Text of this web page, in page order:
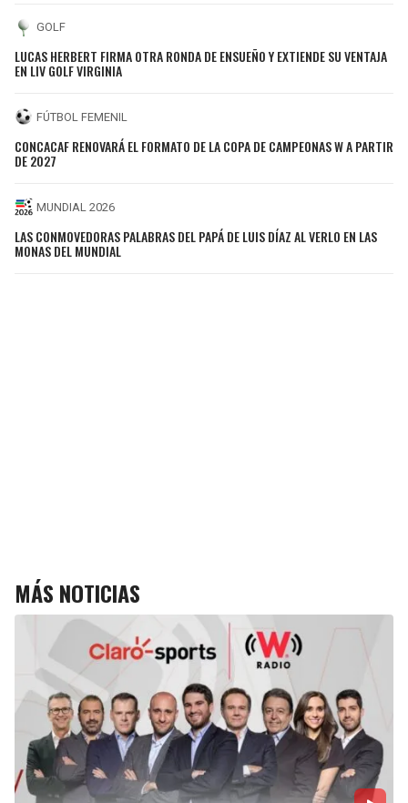
GOLF
LUCAS HERBERT FIRMA OTRA RONDA DE ENSUEÑO Y EXTIENDE SU VENTAJA
EN LIV GOLF VIRGINIA
FÚTBOL FEMENIL
CONCACAF RENOVARÁ EL FORMATO DE LA COPA DE CAMPEONAS W A PARTIR
DE 2027
MUNDIAL 2026
LAS CONMOVEDORAS PALABRAS DEL PAPÁ DE LUIS DÍAZ AL VERLO EN LAS
MONAS DEL MUNDIAL
MÁS NOTICIAS